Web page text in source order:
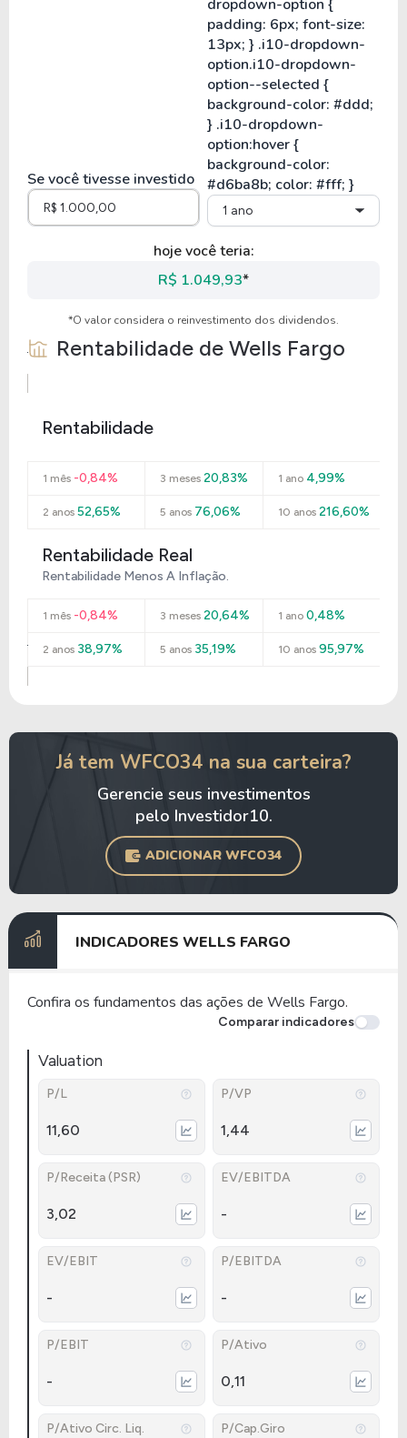
Se você tivesse investido
1 ano
hoje você teria:
R$ 1.049,93*
*O valor considera o reinvestimento dos dividendos.
Rentabilidade de Wells Fargo
Rentabilidade
1 mês -0,84% 3 meses 20,83% 1 ano4,99%
2 anos 52,65% 5 anos 76,06% 10 anos216,60%
Rentabilidade Real
Rentabilidade Menos A Inflação.
1 mês -0,84% 3 meses 20,64% 1 ano0,48%
2 anos 38,97% 5 anos 35,19% 10 anos95,97%
Já tem WFCO34 na sua carteira?
Gerencie seus investimentos
pelo Investidor10.
ADICIONAR WFCO34
INDICADORES WELLS FARGO
Confira os fundamentos das ações de Wells Fargo.
Comparar indicadores
Valuation
P/L
11,60
P/VP
1,44
P/Receita (PSR)
3,02
EV/EBITDA
-
EV/EBIT
-
P/EBITDA
-
P/EBIT
-
P/Ativo
0,11
P/Ativo Circ. Liq. P/Cap.Giro